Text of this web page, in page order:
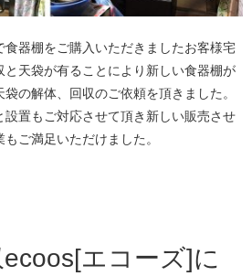
器棚をご購入いただきましたお客様宅
天袋が有ることにより新しい食器棚が
の解体、回収のご依頼を頂きました。
設置もご対応させて頂き新しい販売させ
ご満足いただけました。
エコーズ]に